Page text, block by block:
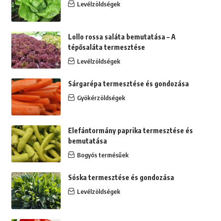
Levélzöldségek
Lollo rossa saláta bemutatása – A
tépősaláta termesztése
Levélzöldségek
Sárgarépa termesztése és gondozása
Gyökérzöldségek
Elefántormány paprika termesztése és
bemutatása
Bogyós termésűek
Sóska termesztése és gondozása
Levélzöldségek